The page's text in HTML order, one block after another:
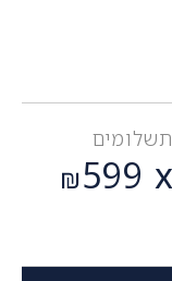
תשלומים
₪599